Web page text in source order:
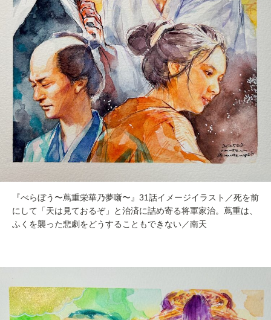
『べらぼう〜蔦重栄華乃夢噺〜』31話イメージイラスト／死を前
にして「天は見ておるぞ」と治済に詰め寄る将軍家治。蔦重は、
ふくを襲った悲劇をどうすることもできない／南天